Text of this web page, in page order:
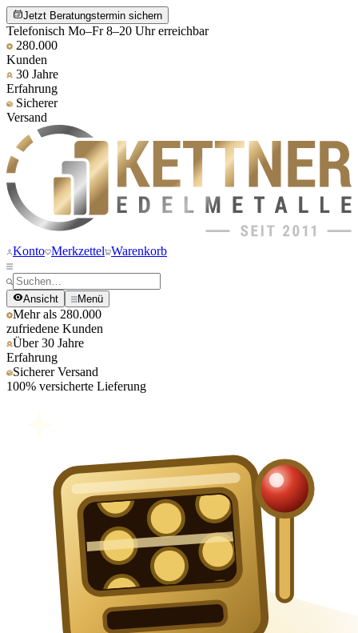
Jetzt Beratungstermin sichern
Telefonisch Mo–Fr 8–20 Uhr erreichbar
280.000
Kunden
30 Jahre
Erfahrung
Sicherer
Versand
Konto Merkzettel Warenkorb
Ansicht Menü
Mehr als 280.000
zufriedene Kunden
Über 30 Jahre
Erfahrung
Sicherer Versand
100% versicherte Lieferung